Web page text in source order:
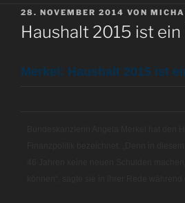
VERÖFFENTLICHT
AM
28. NOVEMBER 2014 VON
Haushalt 2015 ist
Merkel: Haushalt 2015 ist